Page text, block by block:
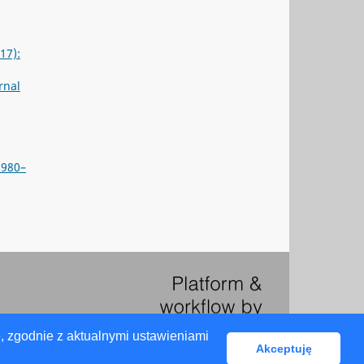
zgodnie z aktualnymi ustawieniami
Akceptuję